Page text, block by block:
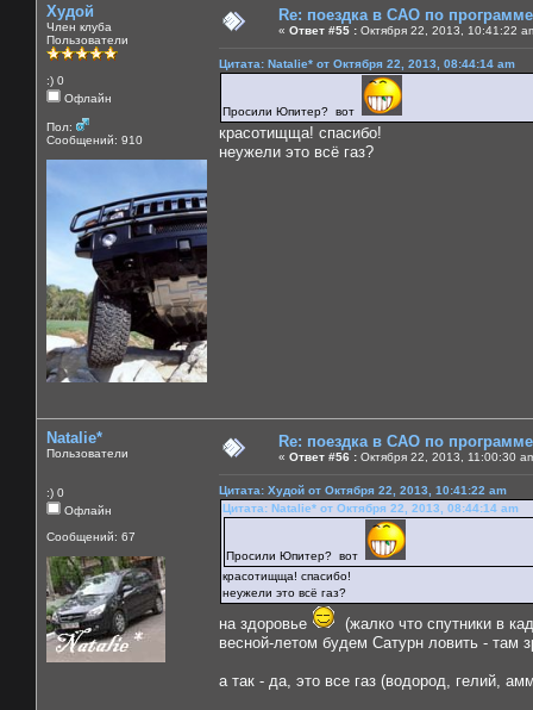
Худой
Член клуба
Пользователи
:) 0
Офлайн
Пол:
Сообщений: 910
Re: поездка в САО по
« Ответ #55 : Октября 22, 2013, 10:41:22
Цитата: Natalie* от Октября 22, 2013, 08:44:14 am
Просили Юпитер? вот
красотищща! спасибо!
неужели это всё газ?
Natalie*
Пользователи
:) 0
Офлайн
Сообщений: 67
Re: поездка в САО по
« Ответ #56 : Октября 22, 2013, 11:00:30
Цитата: Худой от Октября 22, 2013, 10:41:22 am
Цитата: Natalie* от Октября 22, 2013, 08:44:14 am
Просили Юпитер? вот
красотищща! спасибо!
неужели это всё газ?
на здоровье
(жалко что спутники в
весной-летом будем Сатурн ловить - там
а так - да, это все газ (водород, гелий,